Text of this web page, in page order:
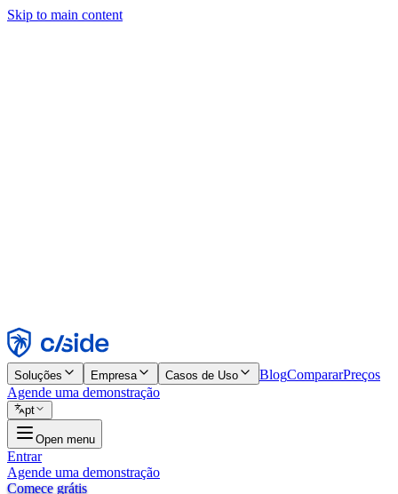
Skip to main content
Rejeitar
Soluções Empresa Casos de Uso BlogCompararPreços
Agende uma demonstração
pt
Open menu
Entrar
Agende uma demonstração
Comece grátis